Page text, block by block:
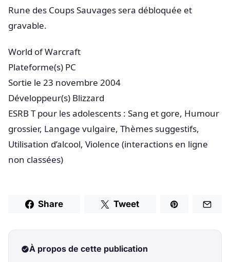
Rune des Coups Sauvages sera débloquée et
gravable.
World of Warcraft
Plateforme(s) PC
Sortie le 23 novembre 2004
Développeur(s) Blizzard
ESRB T pour les adolescents : Sang et gore, Humour
grossier, Langage vulgaire, Thèmes suggestifs,
Utilisation d’alcool, Violence (interactions en ligne
non classées)
Share Tweet
À propos de cette publication